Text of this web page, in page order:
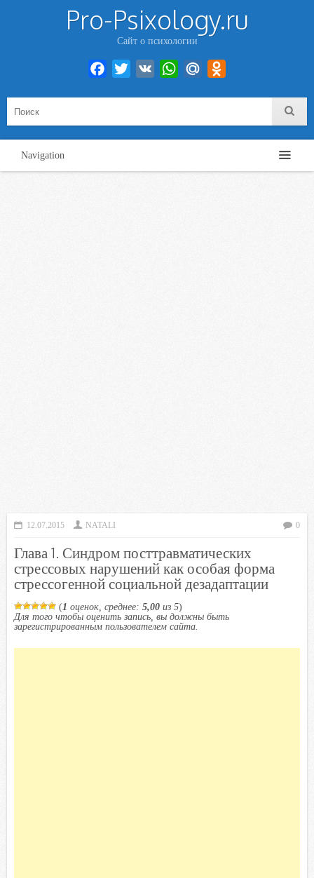
Pro-Psixology.ru
Сайт о психологии
Facebook
Twitter VK WhatsAppMail.Ru
Navigation
12.07.2015 NATALI 0
Глава 1. Синдром посттравматических
стрессовых нарушений как особая форма
стрессогенной социальной дезадаптации
(1 оценок, среднее: 5,00 из 5)
Для того чтобы оценить запись, вы должны быть
зарегистрированным пользователем сайта.